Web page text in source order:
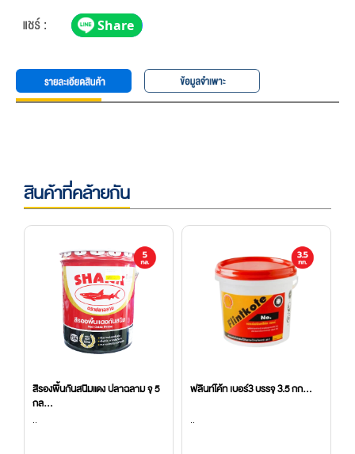
สินค้าที่คล้ายกัน
สีรองพื้นกันสนิมแดง ปลาฉลาม จุ 5
กล...
..
ฟลินท์โค้ท เบอร์3 บรรจุ 3.5 กก...
..